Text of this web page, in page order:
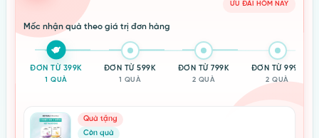
ƯU ĐÃI HÔM NAY
Mốc nhận quà theo giá trị đơn hàng
ĐƠN TỪ 399K
1 QUÀ
ĐƠN TỪ 599K
1 QUÀ
ĐƠN TỪ 799K
2 QUÀ
ĐƠN TỪ 999K
2 QUÀ
Quà tặng
Còn quà